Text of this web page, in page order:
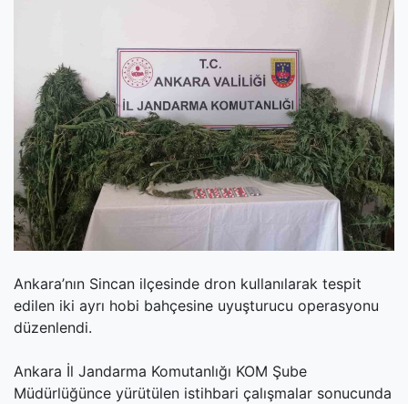
(current)
Özel Haber (current)
Dünya(current)
Yerel(current)
İller(current)
Ankara’nın Sincan ilçesinde dron kullanılarak tespit
edilen iki ayrı hobi bahçesine uyuşturucu operasyonu
düzenlendi.
Ankara İl Jandarma Komutanlığı KOM Şube
Müdürlüğünce yürütülen istihbari çalışmalar sonucunda